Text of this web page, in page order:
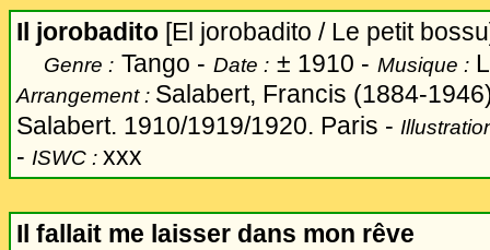
Il jorobadito [El jorobadito / Le petit
Genre : Tango - Date : ± 1910 - Musique :
Arrangement : Salabert, Francis (1884-
Salabert. 1910/1919/1920. Paris -
- ISWC : xxx
Il fallait me laisser dans mon rêve